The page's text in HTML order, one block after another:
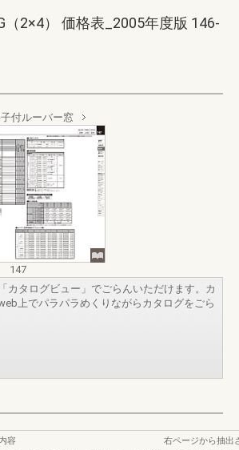
（2×4） 価格表_2005年度版 146-
付ルーバー窓
147
カタログビュー」でごらんいただけます。カ
上でパラパラめくりながらカタログをごら
容
右ページから抽出